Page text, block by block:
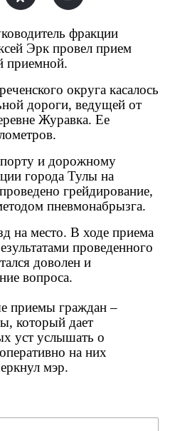
фракции
Эрк провел прием
приемной.
округа касалось
дороги, ведущей от
Журавка. Ее
и дорожному
города Тулы на
грейдирование,
пневмонабрызга.
на место. В ходе приема
проведенного
доволен и
вопроса.
приемы граждан –
который дает
уст услышать о
на них
мэр.